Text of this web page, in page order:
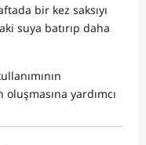
bir kez saksıyı
suya batırıp daha
yardımcı